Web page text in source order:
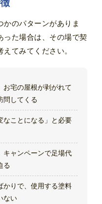
かのパターンがありま
った場合は、その場で契
てみてください。
お宅の屋根が剥がれて
問してくる
なことになる」と必要
キャンペーンで足場代
る
かりで、使用する塗料
ない